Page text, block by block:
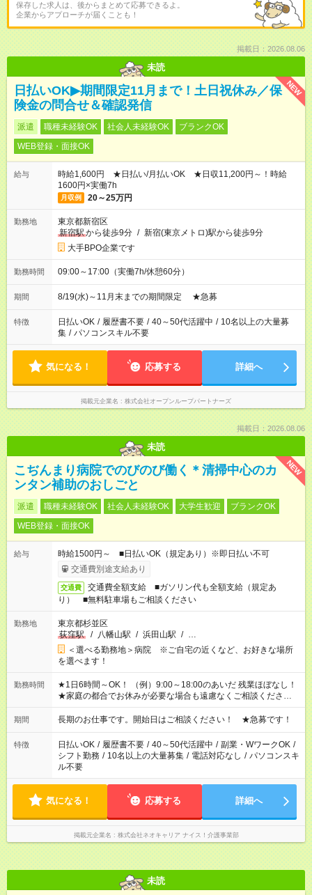
保存した求人は、後からまとめて応募できるよ。
企業からアプローチが届くことも！
掲載日：2026.08.06
未読
NEW
日払いOK▶期間限定11月まで！土日祝休み／保
険金の問合せ＆確認発信
派遣 職種未経験OK 社会人未経験OK
ブランクOK
WEB登録・面接OK
給与
時給1,600円 ★日払い/月払いOK ★日収11,200円～！時給
1600円×実働7h
月収例 20～25万円
勤務地
東京都新宿区
新宿駅から徒歩9分 / 新宿(東京メトロ)駅から徒歩9分
大手BPO企業です
勤務時間 09:00～17:00（実働7h/休憩60分）
期間 8/19(水)～11月末までの期間限定 ★急募
特徴 日払いOK / 履歴書不要 / 40～50代活躍中 / 10名以上の大量募
集 / パソコンスキル不要
気になる！ 応募する 詳細へ
掲載元企業名 株式会社オープンループパートナーズ
掲載日：2026.08.06
未読
NEW
こぢんまり病院でのびのび働く＊清掃中心のカ
ンタン補助のおしごと
派遣 職種未経験OK 社会人未経験OK 大学生歓迎
ブランクOK
WEB登録・面接OK
給与
時給1500円～ ■日払いOK（規定あり）※即日払い不可
交通費別途支給あり
交通費
交通費全額支給 ■ガソリン代も全額支給（規定あ
り） ■無料駐車場もご相談ください
勤務地
東京都杉並区
荻窪駅
/ 八幡山駅 / 浜田山駅 / …
＜選べる勤務地＞病院 ※ご自宅の近くなど、お好きな場所
を選べます！
勤務時間
★1日6時間～OK！ （例）9:00～18:00のあいだ 残業ほぼなし！
★家庭の都合でお休みが必要な場合も遠慮なくご相談ください。
※シフトはご希望に合わせて調整可能です。 その他、 ＊週4日・
1日7時間 ＊日勤のみ ＊土日休み ＊午前だけ・午後だけ ＊平日
仕事をご紹介できます！ 登録の際に、あなたのご希望をお聞か
せください。
期間 長期のお仕事です。開始日はご相談ください！ ★急募です！
特徴 日払いOK / 履歴書不要 / 40～50代活躍中 / 副業・WワークOK /
シフト勤務 / 10名以上の大量募集 / 電話対応なし / パソコンスキ
ル不要
気になる！ 応募する 詳細へ
掲載元企業名 株式会社ネオキャリア ナイス！介護事業部
未読